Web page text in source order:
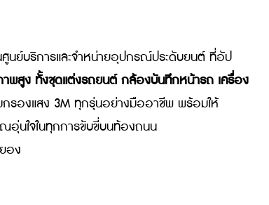
หม่ จังหวัดเชียงใหม่
ไฟ เพราะที่นี่เป็น3M Pro Shop
(PPF) และบริการประดับยนต์ครบวงจร โดยช่าง
จ
มืองพิษณุโลก จังหวัดพิษณุโลก